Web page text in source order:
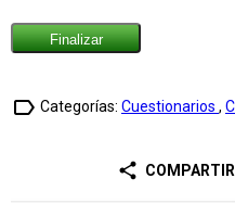
label_outline Categorías: Cuestionarios ,
share